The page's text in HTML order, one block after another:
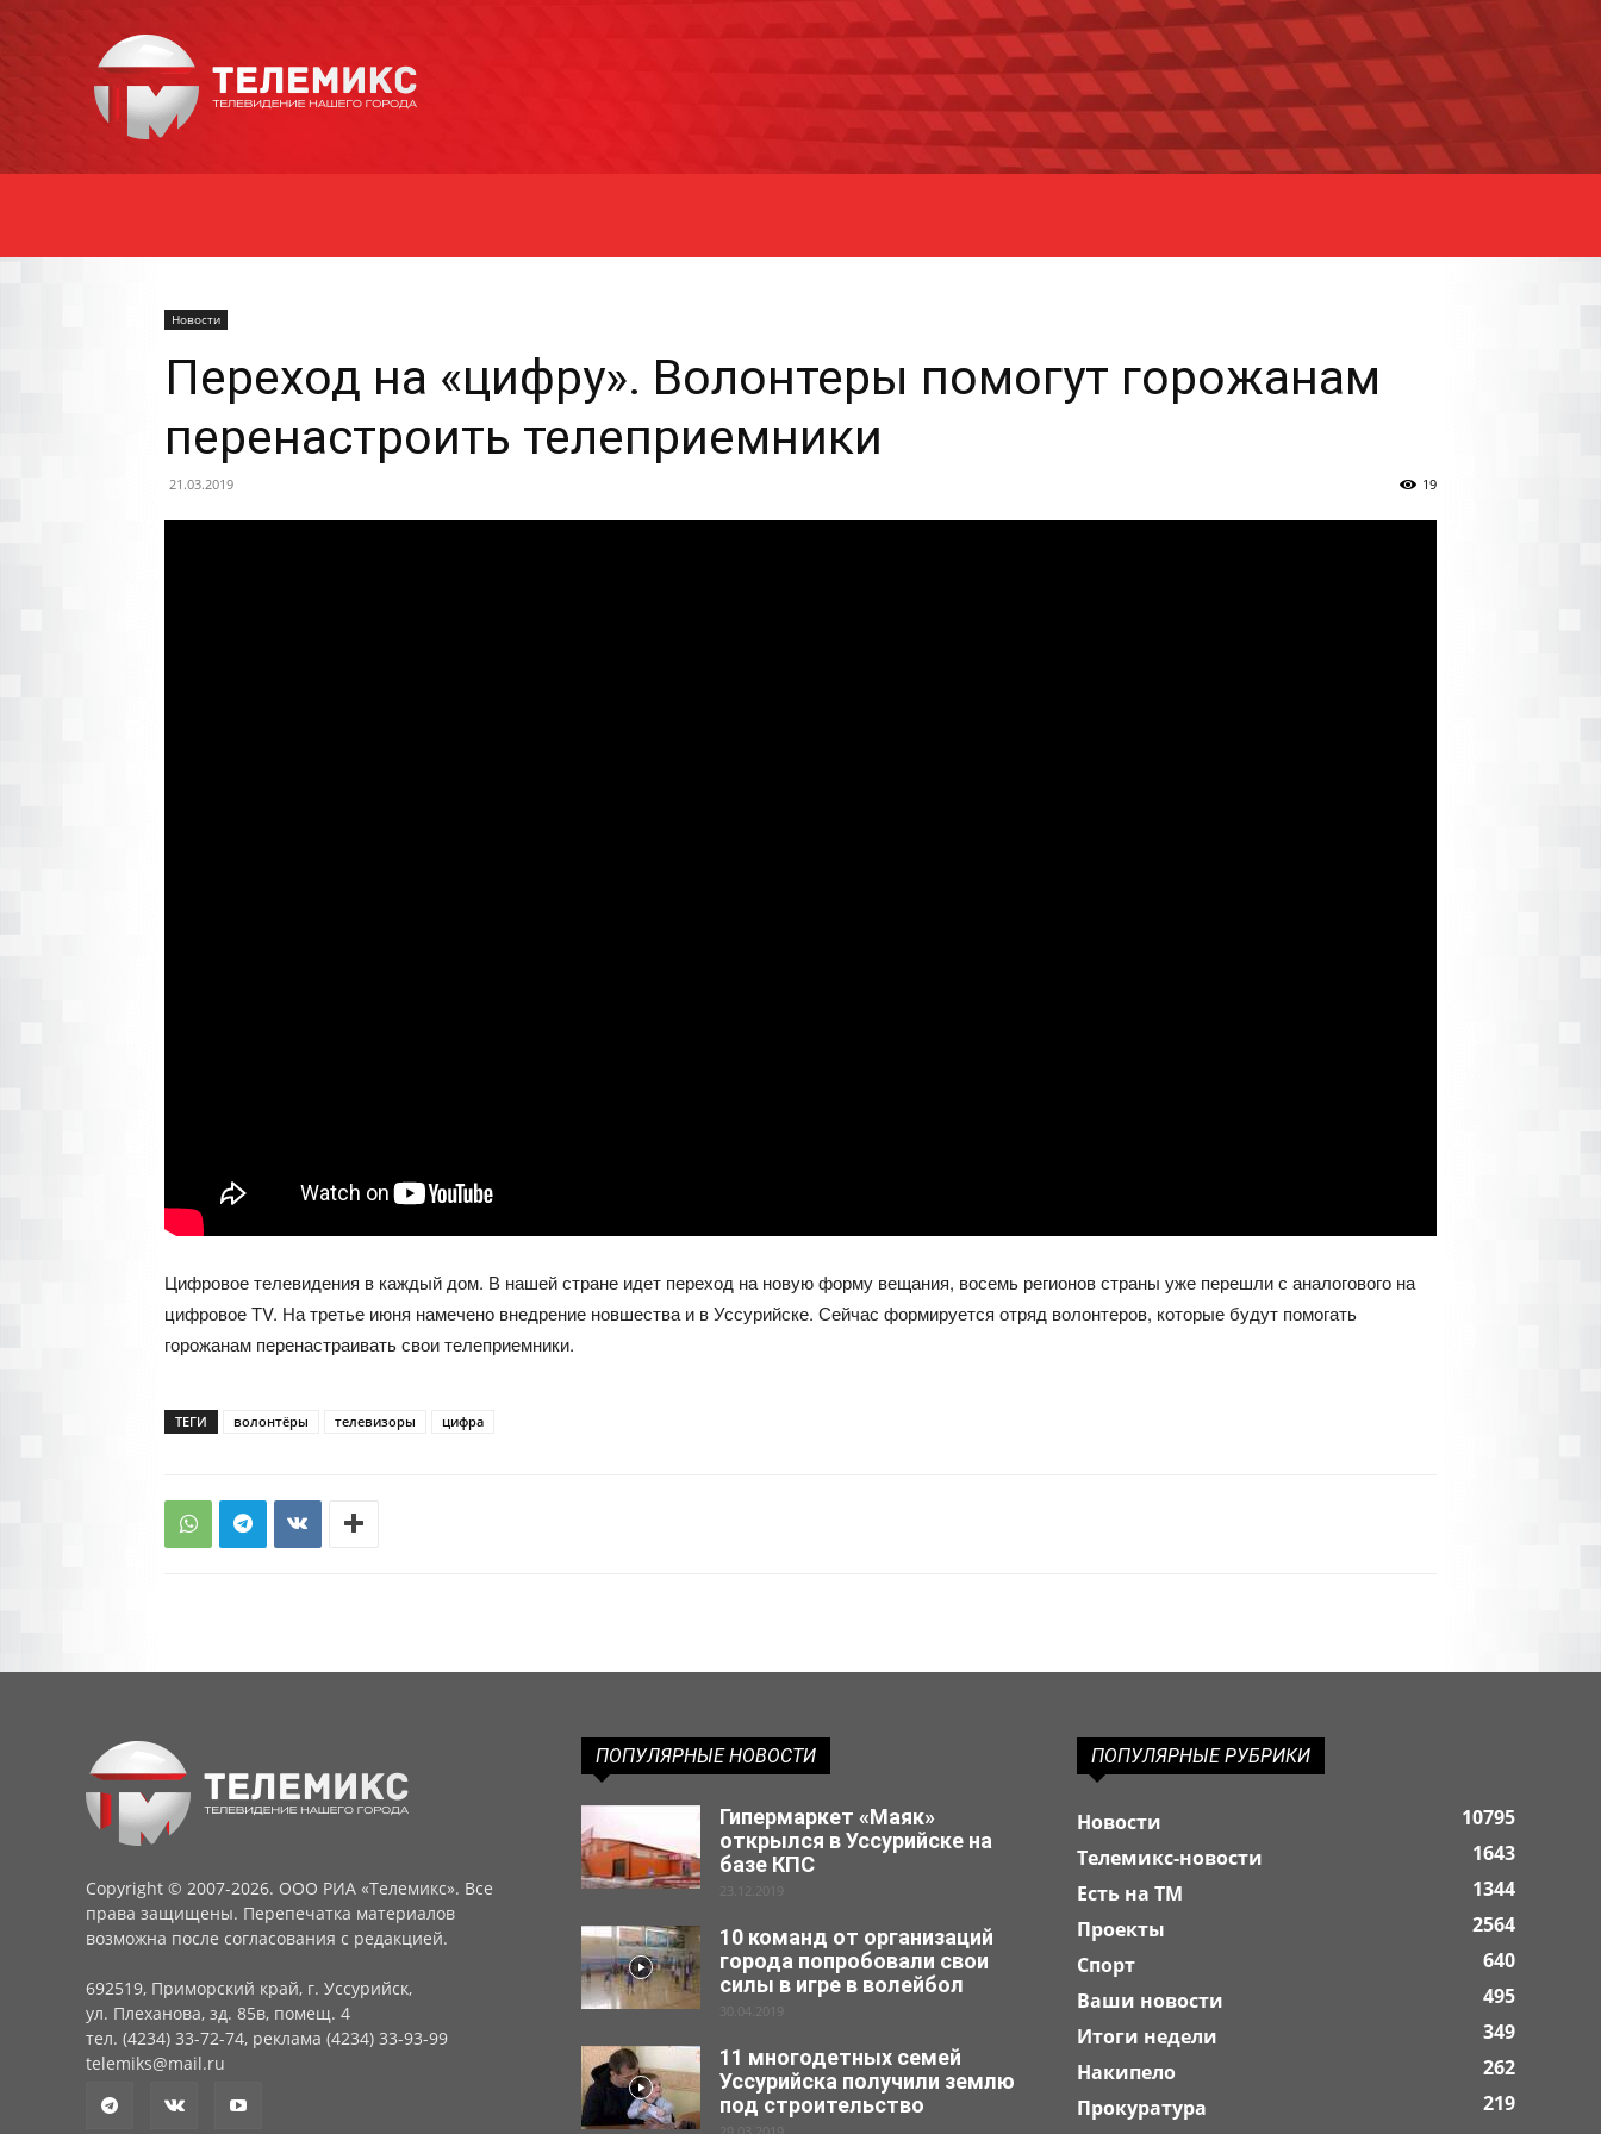
Уссурийска
Новости
Переход на «цифру». Волонтеры помогут горожанам
перенастроить телеприемники
21.03.2019 19
Цифровое телевидения в каждый дом. В нашей стране идет переход на новую форму вещания, восемь регионов страны уже перешли с аналогового на
цифровое ТV. На третье июня намечено внедрение новшества и в Уссурийске. Сейчас формируется отряд волонтеров, которые будут помогать
горожанам перенастраивать свои телеприемники.
ТЕГИ волонтёры телевизоры цифра
Copyright © 2007-2026. ООО РИА «Телемикс». Все
права защищены. Перепечатка материалов
возможна после согласования с редакцией.
692519, Приморский край, г. Уссурийск,
ул. Плеханова, зд. 85в, помещ. 4
тел. (4234) 33-72-74, реклама (4234) 33-93-99
telemiks@mail.ru
ПОПУЛЯРНЫЕ НОВОСТИ
Гипермаркет «Маяк»
открылся в Уссурийске на
базе КПС
23.12.2019
10 команд от организаций
города попробовали свои
силы в игре в волейбол
30.04.2019
11 многодетных семей
Уссурийска получили землю
под строительство
ПОПУЛЯРНЫЕ РУБРИКИ
Новости
10795
Телемикс-новости
1643
Есть на ТМ
1344
Проекты
2564
Спорт
640
Ваши новости
495
Итоги недели
349
Накипело
262
Прокуратура
219